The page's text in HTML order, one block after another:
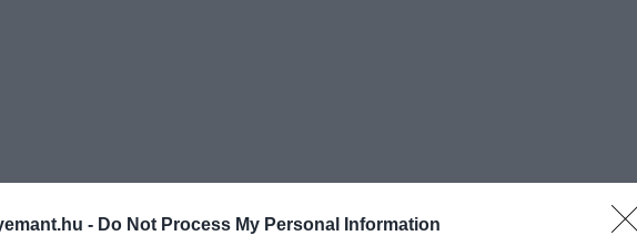
- Do Not Process My Personal Information